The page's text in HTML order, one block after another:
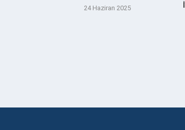
24 Haziran 2025